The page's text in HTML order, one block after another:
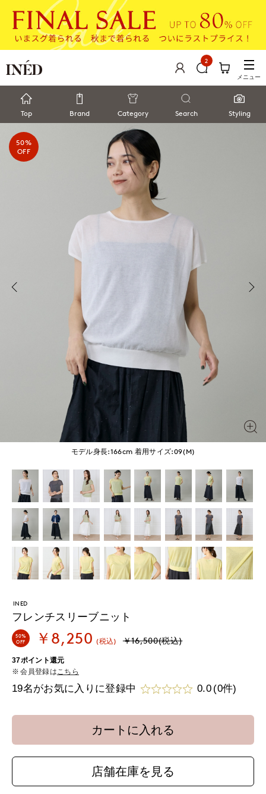
2
メニュー
Top Brand Category Search Styling
モデル身長:166cm 着用サイズ:09(M)
50%
OFF
INED
フレンチスリーブニット
50%
OFF
￥8,250 (税込) ￥16,500(税込)
37ポイント還元
会員登録は こちら
19名がお気に入りに登録中 0.0 (0件)
カートに入れる
店舗在庫を見る